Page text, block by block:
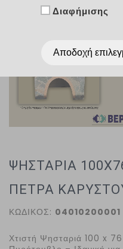
ΨΗΣΤΑΡΙΑ
ΠΕΤΡΑ
ΚΩΔΙΚΟΣ: 04010200001
Χτιστή Ψησταριά 100 x
Διαφήμισης
Αποδοχή